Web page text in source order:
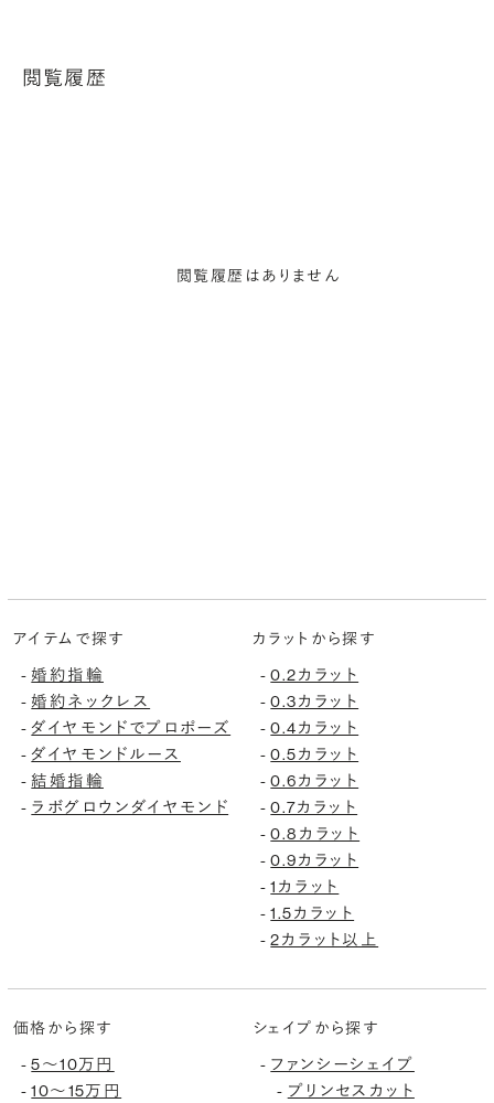
閲覧履歴
閲覧履歴はありません
アイテムで探す
-婚約指輪
-婚約ネックレス
-ダイヤモンドでプロポーズ
-ダイヤモンドルース
-結婚指輪
- ラボグロウンダイヤモンド
カラットから探す
-0.2カラット
-0.3カラット
-0.4カラット
-0.5カラット
-0.6カラット
-0.7カラット
-0.8カラット
-0.9カラット
-1カラット
-1.5カラット
-2カラット以上
価格から探す
-5〜10万円
-10〜15万円
シェイプから探す
- ファンシーシェイプ
- プリンセスカット